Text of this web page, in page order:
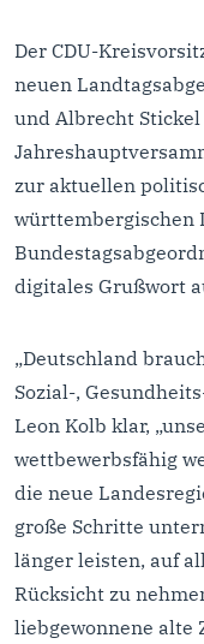
Der CDU-
neuen
und Albrecht
zur aktuellen
württembergischen
digitales Grußwort
„Deutschland
Sozial-,
Leon Kolb klar,
wettbewerbsfähig
die neue
große Schritte
länger leisten, auf
Rücksicht zu
liebgewonnene alte